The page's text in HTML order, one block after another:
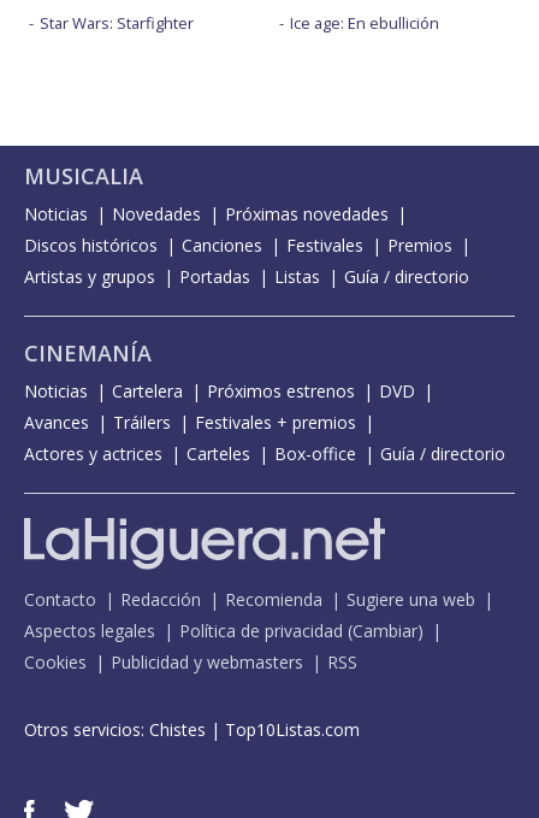
Star Wars: Starfighter
Ice age: En ebullición
MUSICALIA
Noticias Novedades
Próximas novedades
Discos históricos
Canciones Festivales
Premios
Artistas y grupos
Portadas Listas Guía / directorio
CINEMANÍA
Noticias Cartelera Próximos estrenos
DVD
Avances
Tráilers
Festivales + premios
Actores y actrices
Carteles Box-office Guía / directorio
Contacto Redacción Recomienda
Sugiere una web
Aspectos legales
Política de privacidad (Cambiar)
Cookies
Publicidad y webmasters RSS
Otros servicios: Chistes | Top10Listas.com